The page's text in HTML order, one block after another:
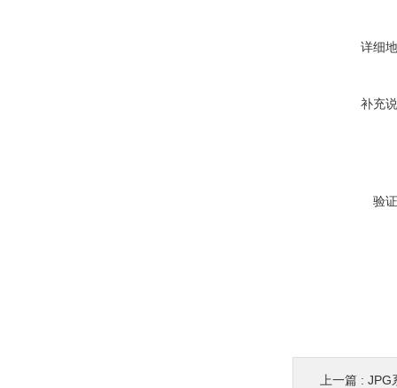
详细
补充
验
上一篇 : JPG